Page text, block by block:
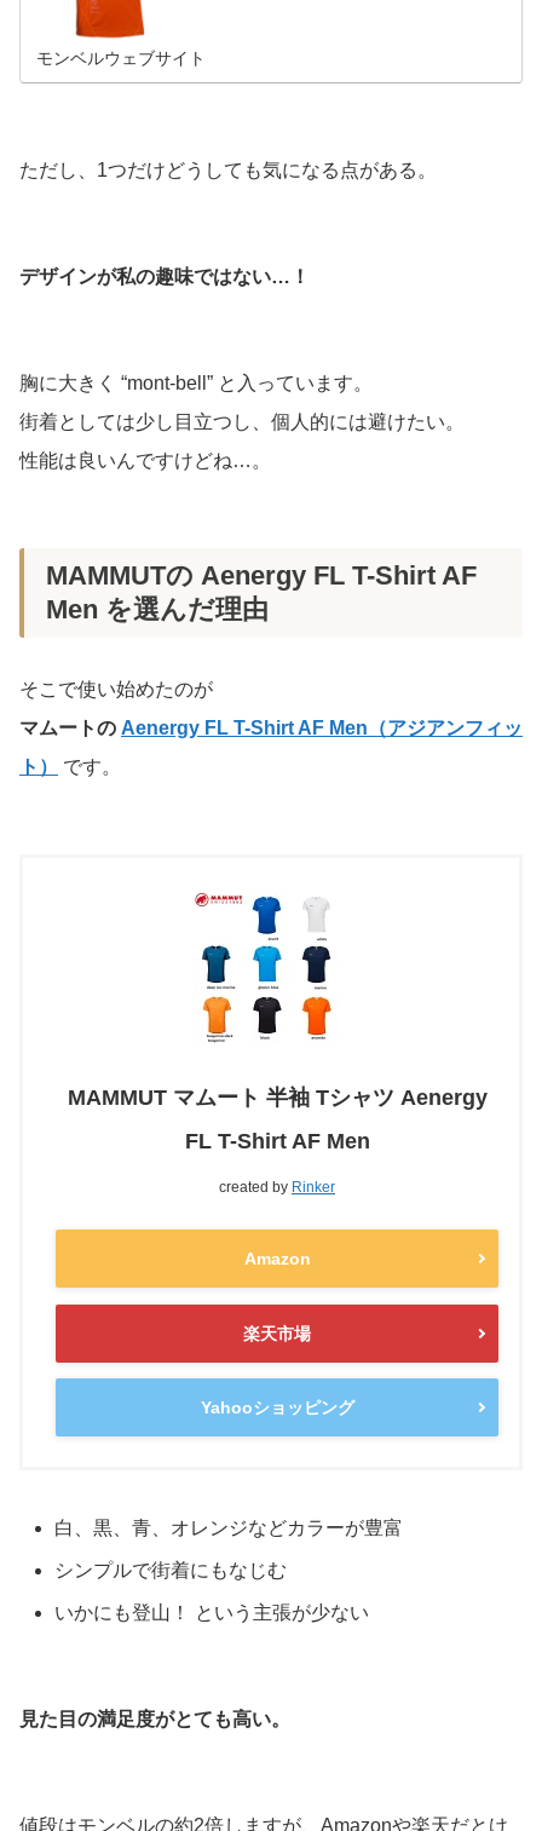
モンベルウェブサイト
ただし、1つだけどうしても気になる点がある。
デザインが私の趣味ではない…！
胸に大きく “mont-bell” と入っています。
街着としては少し目立つし、個人的には避けたい。
性能は良いんですけどね…。
MAMMUTの Aenergy FL T-Shirt AF
Men を選んだ理由
そこで使い始めたのが
マムートの Aenergy FL T-Shirt AF Men（アジアンフィッ
ト）
です。
MAMMUT マムート 半袖 Tシャツ Aenergy
FL T-Shirt AF Men
created by Rinker
Amazon
楽天市場
Yahooショッピング
白、黒、青、オレンジなどカラーが豊富
シンプルで街着にもなじむ
いかにも登山！ という主張が少ない
見た目の満足度がとても高い。
値段はモンベルの約2倍しますが、Amazonや楽天だとけ